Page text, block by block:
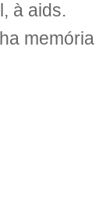
à aids.
memória